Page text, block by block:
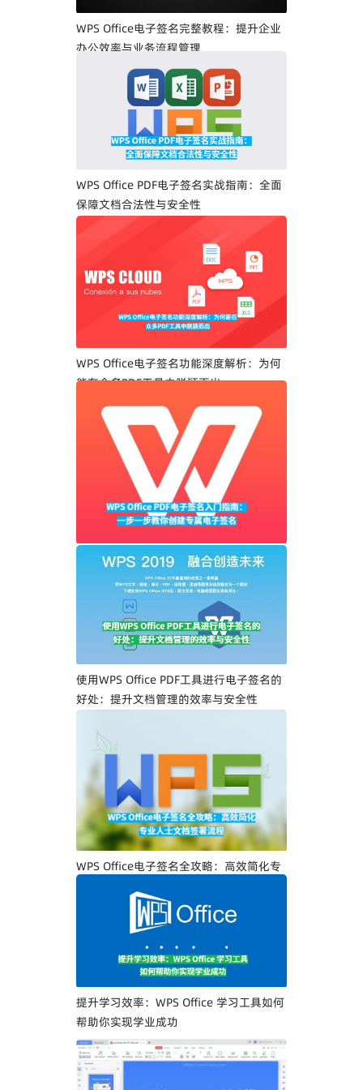
WPS Office电子签名完整教程：提升企业
办公效率与业务流程管理
WPS Office PDF电子签名实战指南：全面
保障文档合法性与安全性
WPS Office电子签名功能深度解析：为何
能在众多PDF工具中脱颖而出
WPS Office PDF电子签名入门指南：一步
一步教你创建专属电子签名
使用WPS Office PDF工具进行电子签名的
好处：提升文档管理的效率与安全性
WPS Office电子签名全攻略：高效简化专
提升学习效率：WPS Office 学习工具如何
帮助你实现学业成功